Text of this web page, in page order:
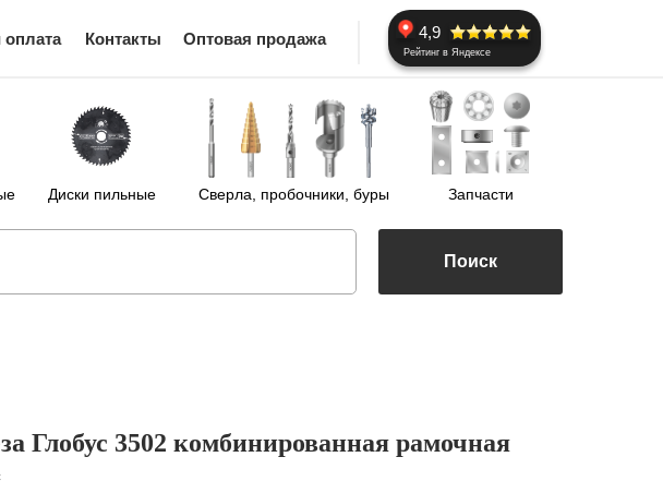
Диски пильные Сверла, пробочники, буры Запчасти
оплата Контакты Оптовая продажа
Рейтинг в Яндексе
4,9
Поиск
Глобус 3502 комбинированная рамочная